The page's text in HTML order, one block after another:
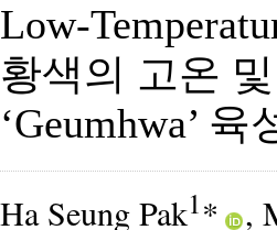
Low-
황색의 고온
‘Geumhwa’ 육
Ha Seung Pak1* ,